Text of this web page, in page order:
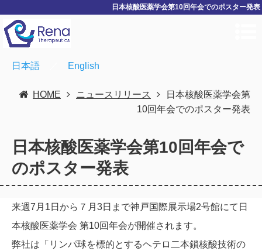
日本核酸医薬学会第10回年会でのポスター発表
日本語 English
HOME ニュースリリース
日本核酸医薬学会第
10回年会でのポスター発表
日本核酸医薬学会第10回年会で
のポスター発表
来週7月 1日から７月 3日まで神戸国際展示場2号館にて日
本核酸医薬学会 第10回年会が開催されます。
弊社は「リンパ球を標的とするヘテロ二本鎖核酸技術の